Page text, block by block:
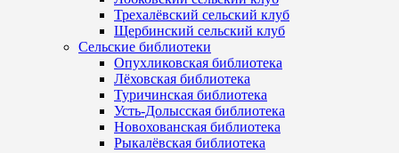
Трехалёвский сельский клуб
Щербинский сельский клуб
Сельские библиотеки
Опухликовская библиотека
Лёховская библиотека
Туричинская библиотека
Усть-Долысская библиотека
Новохованская библиотека
Рыкалёвская библиотека